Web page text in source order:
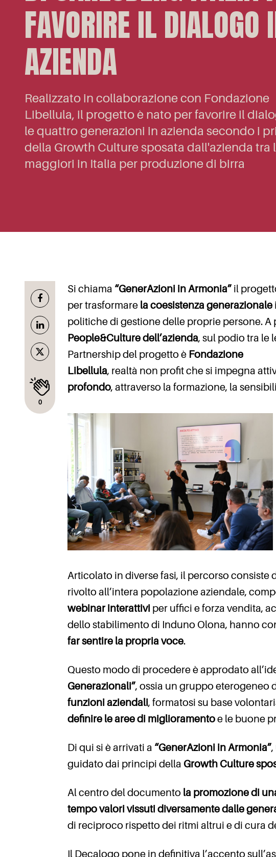
FAVORIRE IL DIALOGO
AZIENDA
Realizzato in collaborazione con Fondazione
Libellula, il progetto è nato per favorire il
le quattro generazioni in azienda secondo i
della Growth Culture sposata dall'azienda tra
maggiori in Italia per produzione di birra
0
Si chiama “GenerAzioni in Armonia” il
per trasformare la coesistenza generazionale
politiche di gestione delle proprie persone. A
People&Culture dell’azienda, sul podio tra le
Partnership del progetto è Fondazione
Libellula, realtà non profit che si impegna
profondo, attraverso la formazione, la
Articolato in diverse fasi, il percorso consiste
rivolto all’intera popolazione aziendale,
webinar interattivi per uffici e forza vendita,
dello stabilimento di Induno Olona, hanno
far sentire la propria voce.
Questo modo di procedere è approdato
Generazionali”, ossia un gruppo eterogeneo
funzioni aziendali, formatosi su base
definire le aree di miglioramentoe le buone
Di qui si è arrivati a “GenerAzioni in Armonia”,
guidato dai principi della Growth Culture
Al centro del documento la promozione di
tempo valori vissuti diversamente dalle
di reciproco rispetto dei ritmi altrui e di cura
Il Decalogo pone in definitiva l’accento